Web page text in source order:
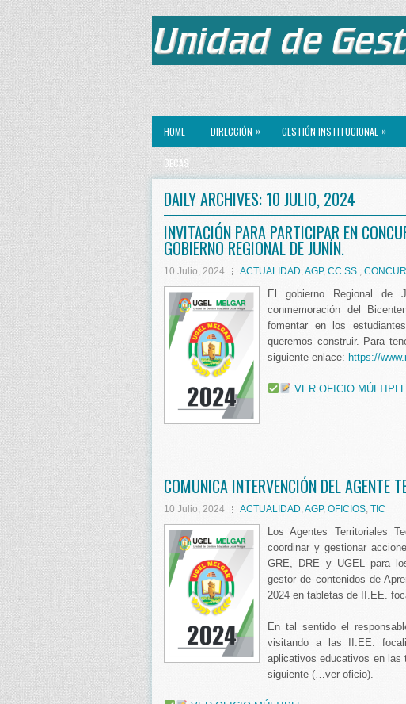
HOME DIRECCIÓN » GESTIÓN INSTITUCIONAL »
BECAS
DAILY ARCHIVES: 10 JULIO, 2024
INVITACIÓN PARA PARTICIPAR EN
GOBIERNO REGIONAL DE JUNÍN.
10 Julio, 2024 ACTUALIDAD AGP, CC.SS.
El gobierno Regional de
conmemoración del
fomentar en los
queremos construir. Para
siguiente enlace: https://
VER OFICIO MÚLTIPLE
COMUNICA INTERVENCIÓN DEL AGENTE
10 Julio, 2024 ACTUALIDAD,AGP, OFICIOS, TIC
Los Agentes Territoriales
coordinar y gestionar
GRE, DRE y UGEL para
gestor de contenidos de
2024 en tabletas de II.EE.
En tal sentido el
visitando a las II.EE.
aplicativos educativos en las
siguiente (…ver oficio).